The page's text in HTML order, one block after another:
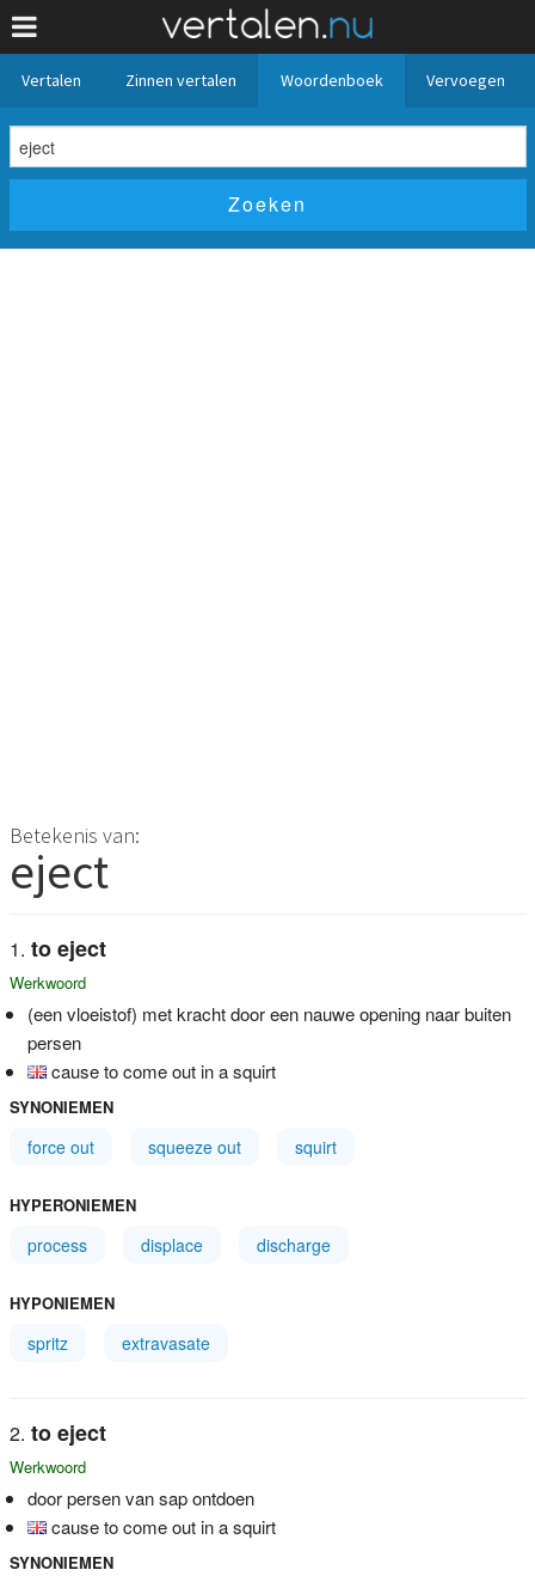
Vertalen Zinnen vertalen Woordenboek Vervoegen
Betekenis van:
eject
to eject
Werkwoord
(een vloeistof) met kracht door een nauwe opening naar buiten
persen
cause to come out in a squirt
SYNONIEMEN
force out squeeze out squirt
HYPERONIEMEN
process displace discharge
HYPONIEMEN
spritz extravasate
to eject
Werkwoord
door persen van sap ontdoen
cause to come out in a squirt
SYNONIEMEN